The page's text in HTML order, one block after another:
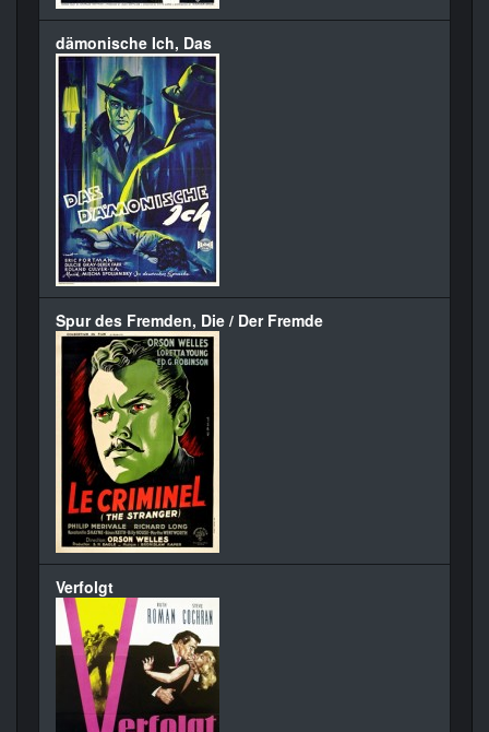
dämonische Ich, Das
Spur des Fremden, Die / Der Fremde
Verfolgt